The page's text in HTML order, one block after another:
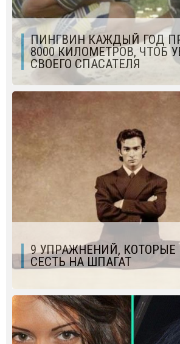
ПИНГВИН КАЖДЫЙ ГОД
8000 КИЛОМЕТРОВ, ЧТОБ
СВОЕГО СПАСАТЕЛЯ
9 УПРАЖНЕНИЙ, КОТОРЫЕ
СЕСТЬ НА ШПАГАТ